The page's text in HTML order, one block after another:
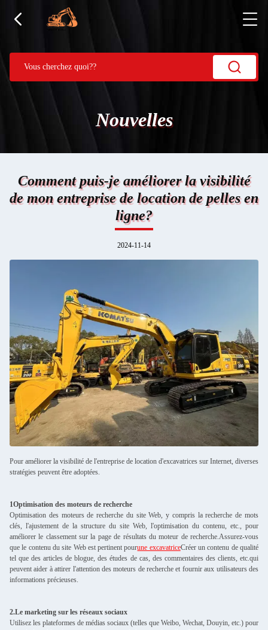
Nouvelles
Comment puis-je améliorer la visibilité
de mon entreprise de location de pelles en
ligne?
2024-11-14
Pour améliorer la visibilité de l'entreprise de location d'excavatrices sur Internet, diverses
stratégies peuvent être adoptées.
1Optimisation des moteurs de recherche
Optimisation des moteurs de recherche du site Web, y compris la recherche de mots
clés, l'ajustement de la structure du site Web, l'optimisation du contenu, etc., pour
améliorer le classement sur la page de résultats du moteur de recherche.Assurez-vous
que le contenu du site Web est pertinent pourune excavatriceCréer un contenu de qualité
tel que des articles de blogue, des études de cas, des commentaires des clients, etc.qui
peuvent aider à attirer l'attention des moteurs de recherche et fournir aux utilisateurs des
informations précieuses.
2.Le marketing sur les réseaux sociaux
Utilisez les plateformes de médias sociaux (telles que Weibo, Wechat, Douyin, etc.) pour